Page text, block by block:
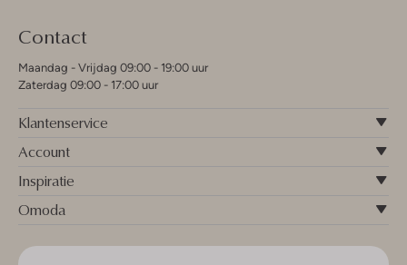
Contact
Maandag - Vrijdag 09:00 - 19:00 uur
Zaterdag 09:00 - 17:00 uur
Klantenservice
Account
Inspiratie
Omoda